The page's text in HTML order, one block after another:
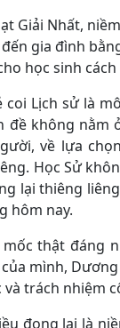
Giải Nhất,
gia đình
học sinh
Lịch sử là
đề không nằm
về lựa
Học Sử
lại thiêng
hôm nay.
thật đáng
mình,
trách nhiệm
đọng lại là